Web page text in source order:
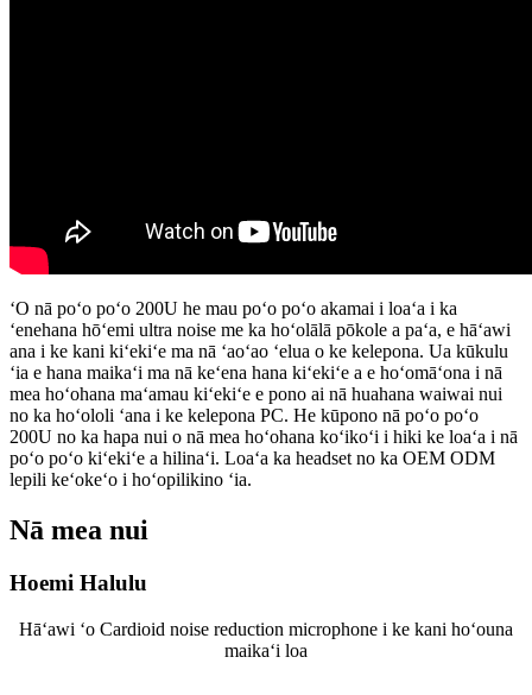
ʻO nā poʻo poʻo 200U he mau poʻo poʻo akamai i loaʻa i ka
ʻenehana hōʻemi ultra noise me ka hoʻolālā pōkole a paʻa, e hāʻawi
ana i ke kani kiʻekiʻe ma nā ʻaoʻao ʻelua o ke kelepona. Ua kūkulu
ʻia e hana maikaʻi ma nā keʻena hana kiʻekiʻe a e hoʻomāʻona i nā
mea hoʻohana maʻamau kiʻekiʻe e pono ai nā huahana waiwai nui
no ka hoʻololi ʻana i ke kelepona PC. He kūpono nā poʻo poʻo
200U no ka hapa nui o nā mea hoʻohana koʻikoʻi i hiki ke loaʻa i nā
poʻo poʻo kiʻekiʻe a hilinaʻi. Loaʻa ka headset no ka OEM ODM
lepili keʻokeʻo i hoʻopilikino ʻia.
Nā mea nui
Hoemi Halulu
Hāʻawi ʻo Cardioid noise reduction microphone i ke kani hoʻouna
maikaʻi loa